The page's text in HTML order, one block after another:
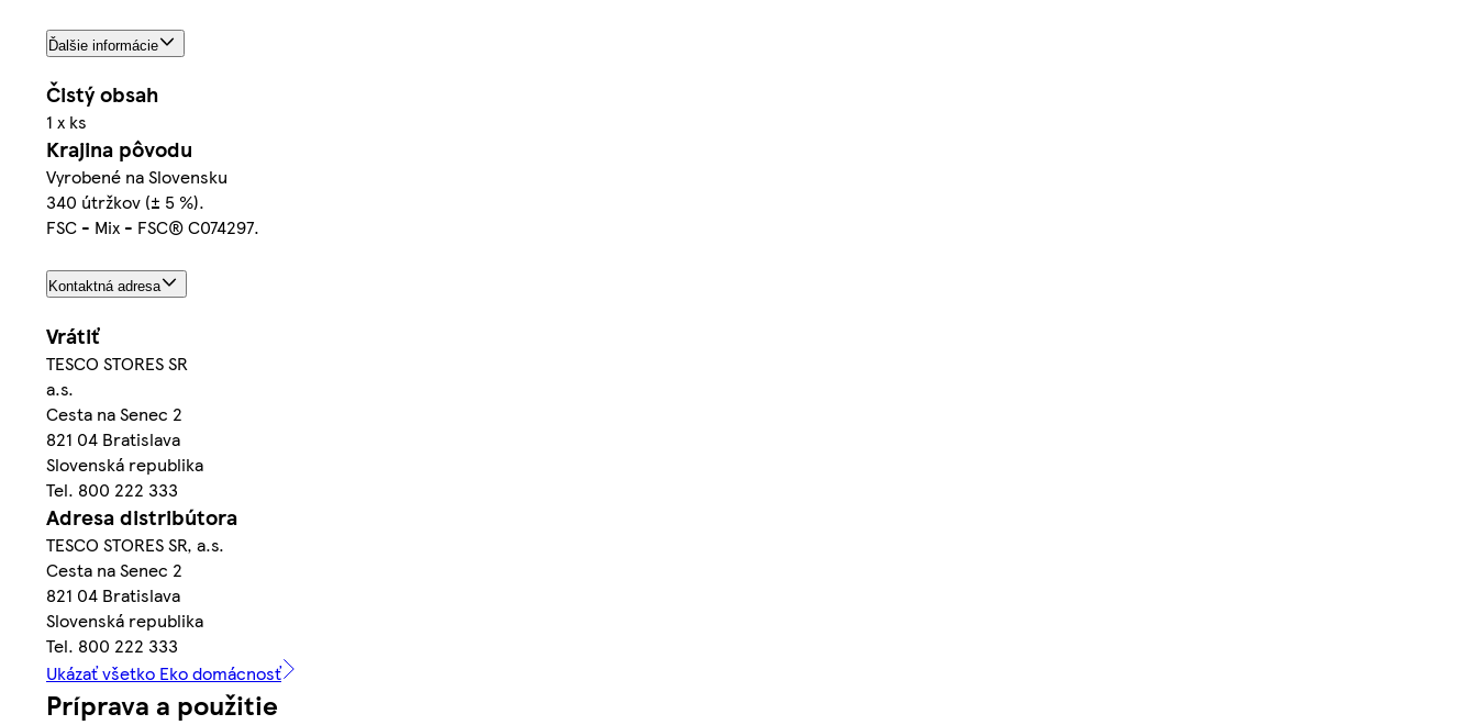
Ďalšie informácie
Čistý obsah
1 x ks
Krajina pôvodu
Vyrobené na Slovensku
340 útržkov (± 5 %).
FSC - Mix - FSC® C074297.
Kontaktná adresa
Vrátiť
TESCO STORES SR
a.s.
Cesta na Senec 2
821 04 Bratislava
Slovenská republika
Tel. 800 222 333
Adresa distribútora
TESCO STORES SR, a.s.
Cesta na Senec 2
821 04 Bratislava
Slovenská republika
Tel. 800 222 333
Ukázať všetko Eko domácnosť
Príprava a použitie